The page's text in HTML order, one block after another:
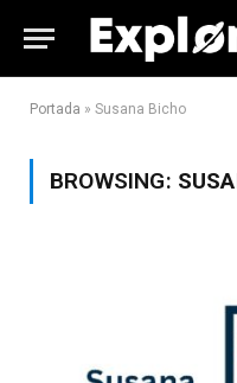
Portada » Susana Bicho
BROWSING: